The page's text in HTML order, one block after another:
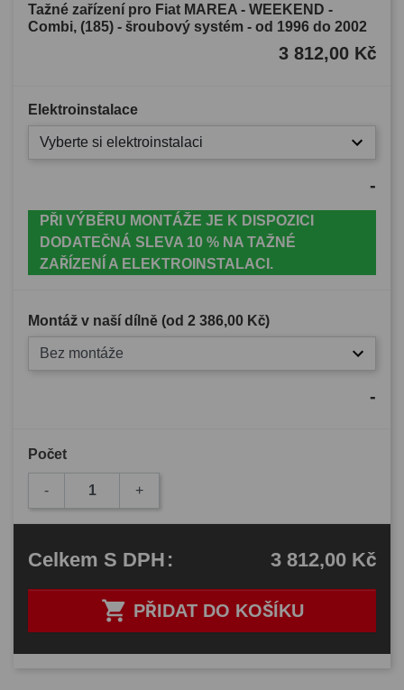
Tažné zařízení pro Fiat MAREA - WEEKEND -
Combi, (185) - šroubový systém - od 1996 do 2002
3 812,00 Kč
Elektroinstalace
Vyberte si elektroinstalaci
-
PŘI VÝBĚRU MONTÁŽE JE K DISPOZICI
DODATEČNÁ SLEVA 10 % NA TAŽNÉ
ZAŘÍZENÍ A ELEKTROINSTALACI.
Montáž v naší dílně (od 2 386,00 Kč)
Bez montáže
-
Počet
- +
 PŘIDAT DO KOŠÍKU
Celkem S DPH: 3 812,00 Kč